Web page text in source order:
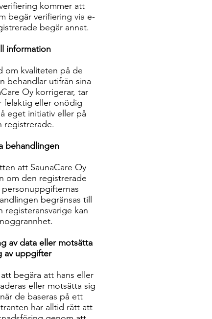
kommer att
begär verifiering via e-
begär annat.
information
om kvaliteten på de
behandlar utifrån sina
Oy korrigerar, tar
felaktig eller onödig
eget initiativ eller på
registrerade.
behandlingen
att SaunaCare Oy
om den registrerade
begränsas till
kan
av data eller motsätta
av uppgifter
begära att hans eller
eller motsätta sig
de baseras på ett
har alltid rätt att